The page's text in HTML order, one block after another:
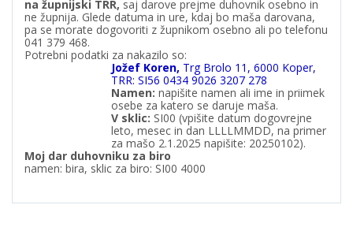
na župnijski TRR, saj darove prejme duhovnik osebno in
ne župnija. Glede datuma in ure, kdaj bo maša darovana,
pa se morate dogovoriti z župnikom osebno ali po telefonu
041 379 468.
Potrebni podatki za nakazilo so:
Jožef Koren, Trg Brolo 11, 6000 Koper,
TRR: SI56 0434 9026 3207 278
Namen: napišite namen ali ime in priimek
osebe za katero se daruje maša.
V sklic: SI00 (vpišite datum dogovrejne
leto, mesec in dan LLLLMMDD, na primer
za mašo 2.1.2025 napišite: 20250102).
Moj dar duhovniku za biro
namen: bira, sklic za biro: SI00 4000